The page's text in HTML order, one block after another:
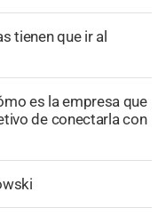
tienen que ir al
es la empresa que
de conectarla con